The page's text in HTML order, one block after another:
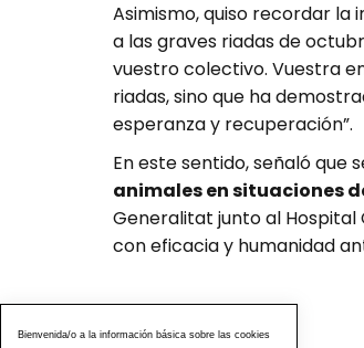
Asimismo, quiso recordar
a las graves riadas de
vuestro colectivo. Vuestra
riadas, sino que ha
esperanza y recuperación”.
En este sentido, señaló que
animales en situaciones
Generalitat junto al Hospital
con eficacia y humanidad
Sostenibilidad
Bienvenida/o a la información básica sobre las cookies